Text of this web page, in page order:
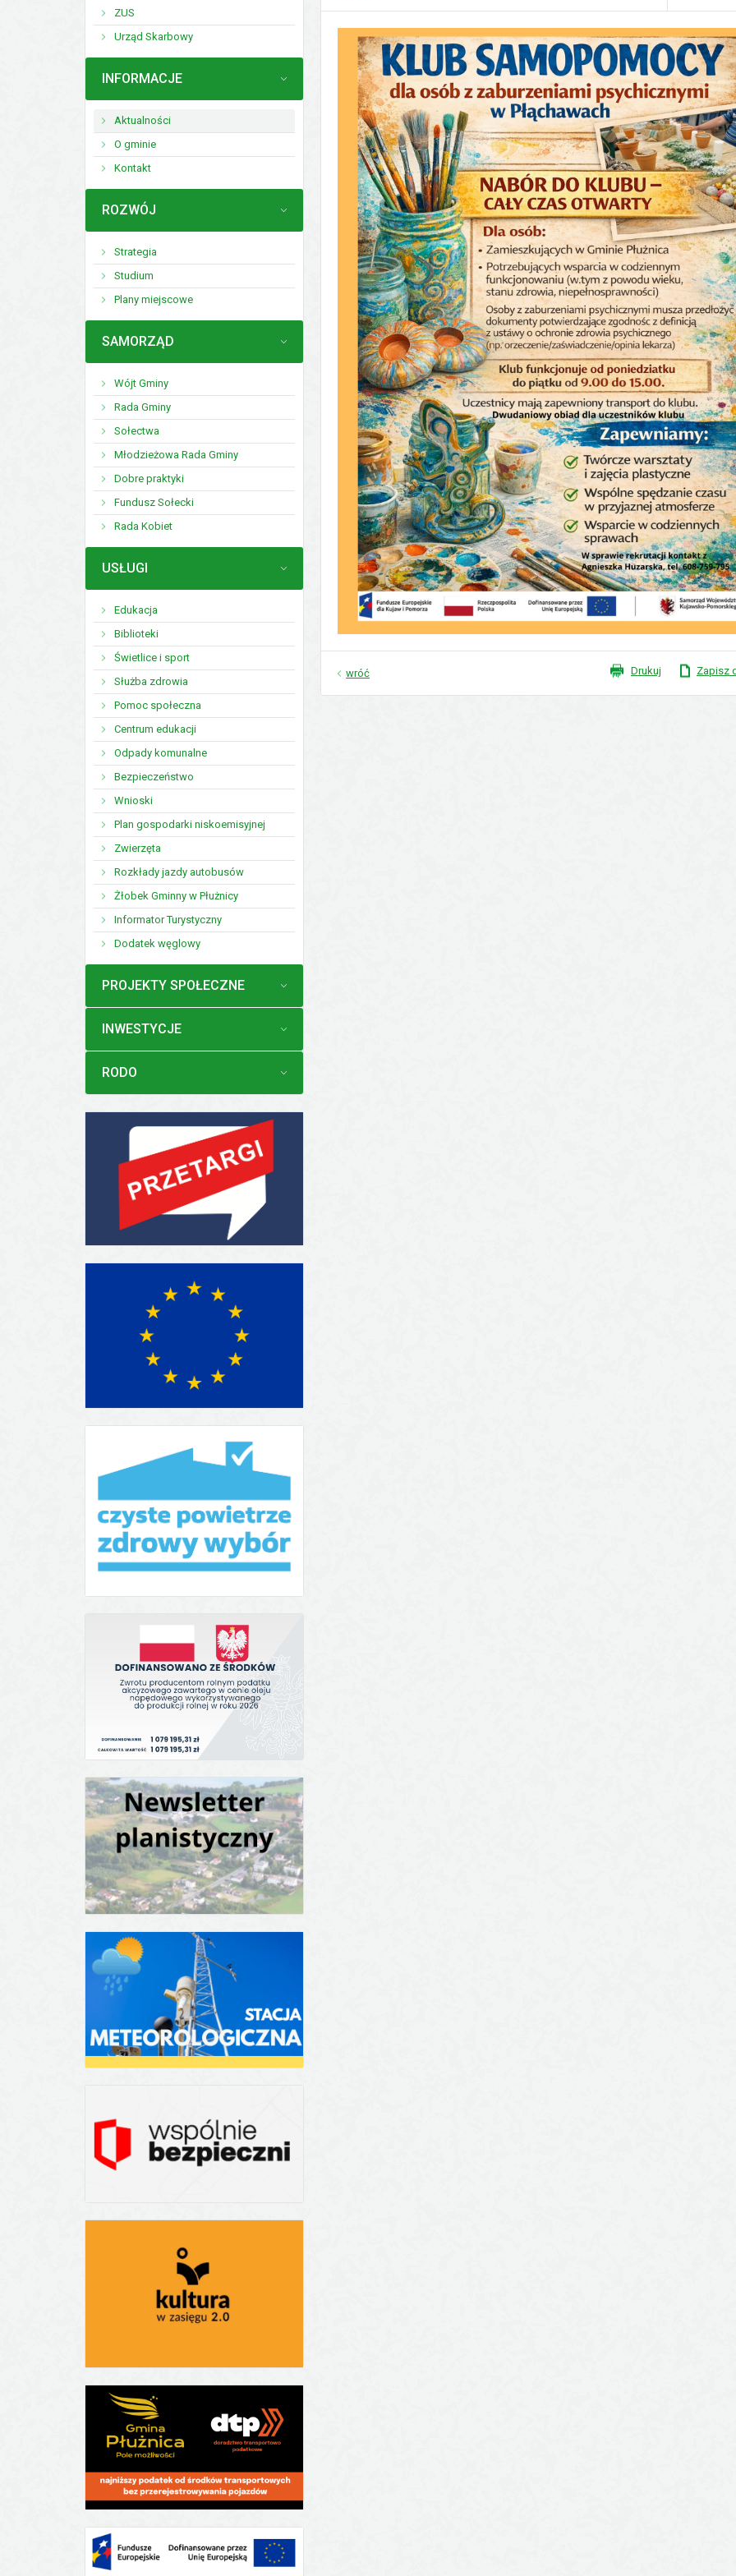
ZUS
Urząd Skarbowy
MENU
INFORMACJE
Aktualności
O gminie
Kontakt
MENU
ROZWÓJ
Strategia
Studium
Plany miejscowe
MENU
SAMORZĄD
Wójt Gminy
Rada Gminy
Sołectwa
Młodzieżowa Rada Gminy
Dobre praktyki
Fundusz Sołecki
Rada Kobiet
MENU
USŁUGI
Edukacja
Biblioteki
Świetlice i sport
Służba zdrowia
Pomoc społeczna
Centrum edukacji
Odpady komunalne
Bezpieczeństwo
Wnioski
Plan gospodarki niskoemisyjnej
Zwierzęta
Rozkłady jazdy autobusów
Żłobek Gminny w Płużnicy
Informator Turystyczny
Dodatek węglowy
MENU
PROJEKTY SPOŁECZNE
MENU
INWESTYCJE
MENU
RODO
wróć Drukuj Zapisz
XVI Sesja Rady Gminy